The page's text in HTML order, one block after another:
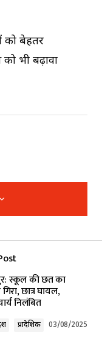
को बेहतर
को भी बढ़ावा
स्कूल की छत का
छात्र घायल,
निलंबित
प्रादेशिक 03/08/2025